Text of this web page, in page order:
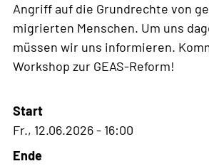
Angriff auf die Grundrechte von
migrierten Menschen. Um uns
müssen wir uns informieren.
Workshop zur GEAS-Reform!
Start
Fr., 12.06.2026 - 16:00
Ende